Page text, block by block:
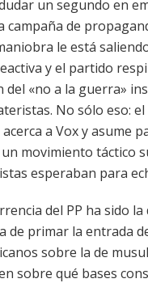
un segundo en
campaña de
le está
y el partido
del «no a la guerra»
No sólo eso:
a Vox y asume
movimiento táctico
esperaban para
del PP ha sido
de primar la entrada
sobre la de
sobre qué bases